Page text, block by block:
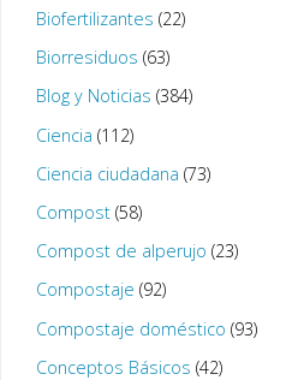
Biofertilizantes (22)
Biorresiduos (63)
Blog y Noticias (384)
Ciencia (112)
Ciencia ciudadana (73)
Compost(58)
Compost de alperujo (23)
Compostaje (92)
Compostaje doméstico (93)
Conceptos Básicos (42)